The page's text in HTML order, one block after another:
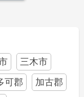
三木市
可郡
加古郡